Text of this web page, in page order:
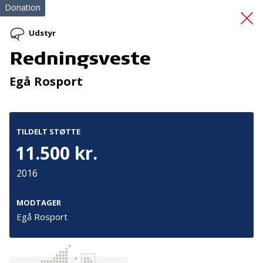
Støtte til motionlokale
Donation
Udstyr
Redningsveste
Egå Rosport
TILDELT STØTTE
11.500 kr.
2016
MODTAGER
Egå Rosport
Tilmeld nyhedsbrev
De seneste nyheder om TrygFondens og TryghedsGruppens
aktiviteter direkte i din indbakke.
Tilmeld